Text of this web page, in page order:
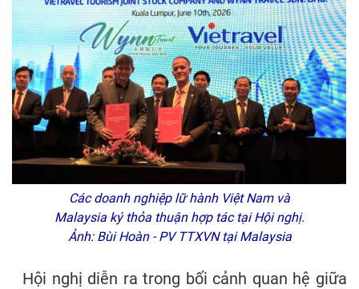
Các doanh nghiệp lữ hành Việt Nam và
Malaysia ký thỏa thuận hợp tác tại Hội nghị.
Ảnh: Bùi Hoàn - PV TTXVN tại Malaysia
Hội nghị diễn ra trong bối cảnh quan hệ giữa